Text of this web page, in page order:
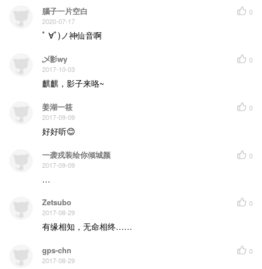
腦子一片空白
2020-07-17
0
ﾟ ∀ﾟ)ノ神仙音啊
乄影wy
2017-10-03
0
麒麒，影子来咯~
姜湖一筱
2017-09-09
0
好好听😊
一袭戎装绘你倾城颜
2017-09-09
0
…
Zetsubo
2017-08-29
0
有缘相知，无命相终……
gps-chn
2017-08-29
0